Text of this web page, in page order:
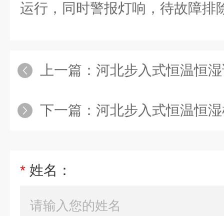
运行，同时警报灯响，待故障排
上一篇： 河北步入式恒温恒
下一篇： 河北步入式恒温恒
* 姓名：